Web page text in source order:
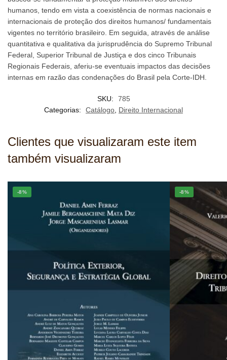
humanos, tendo em vista a coexistência de normas nacionais e
internacionais de proteção dos direitos humanos/ fundamentais
vigentes no território brasileiro. Em seguida, através de análise
quantitativa e qualitativa da jurisprudência do Supremo Tribunal
Federal, Superior Tribunal de Justiça e dos cinco Tribunais
Regionais Federais, aferiu-se eventuais impactos das decisões
internas em razão das condenações do Brasil pela Corte-IDH.
SKU:
785
Categorias:
Catálogo, Direito Internacional
Clientes que visualizaram este item
também visualizaram
-8% -8%